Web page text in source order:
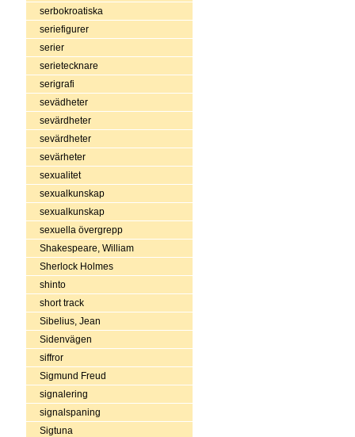
serbokroatiska
seriefigurer
serier
serietecknare
serigrafi
sevädheter
sevärdheter
sevärdheter
sevärheter
sexualitet
sexualkunskap
sexualkunskap
sexuella övergrepp
Shakespeare, William
Sherlock Holmes
shinto
short track
Sibelius, Jean
Sidenvägen
siffror
Sigmund Freud
signalering
signalspaning
Sigtuna